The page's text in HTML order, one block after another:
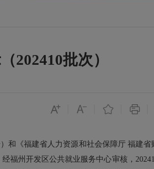
202410批次）
和《福建省人力资源和社会保障厅 福建省
福州开发区公共就业服务中心审核，